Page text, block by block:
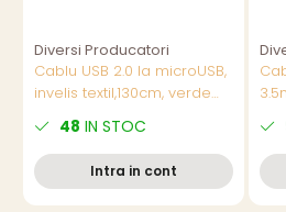
Diversi Producatori
Cablu USB 2.0 la microUSB,
invelis textil,130cm, verde
fluorescent, CTM-G-02
48 IN STOC
Intra in cont